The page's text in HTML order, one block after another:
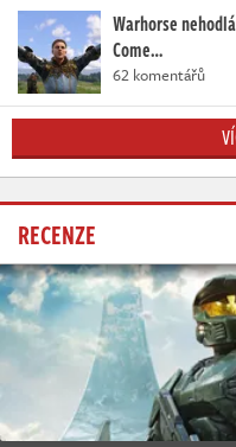
Warhorse
Come…
62 komentářů
RECENZE